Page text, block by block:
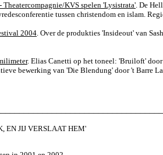
KVS spelen 'Lysistrata'. De
tussen christendom en islam.
2004. Over de produkties 'Insideout' van
. Elias Canetti op het toneel: 'Bruiloft'
bewerking van 'Die Blendung' door 't Barre
EN JIJ VERSLAAT HEM'